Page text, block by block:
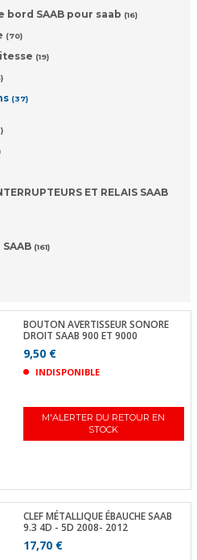
bord SAAB pour saab (16)
(70)
(19)
(37)
ET RELAIS SAAB
SAAB (161)
BOUTON AVERTISSEUR SONORE
DROIT SAAB 900 ET 9000
9,50 €
INDISPONIBLE
M'ALERTER DU RETOUR EN
STOCK
CLEF MÉTALLIQUE ÉBAUCHE SAAB
9.3 4D - 5D 2008- 2012
17,70 €